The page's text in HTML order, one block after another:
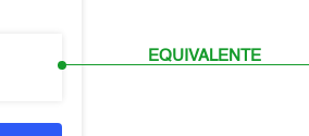
EQUIVALENTE